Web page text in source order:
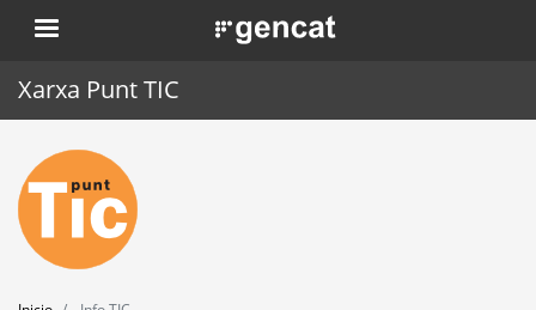
Pasar
al
. Obre en una nova finestra.
Xarxa Punt TIC
Inicio
Punt TIC
Actualidad